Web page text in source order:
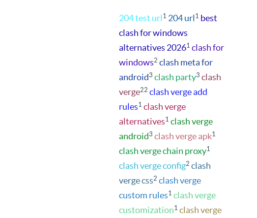
204 test url 1 204 url 1 best
clash for windows
alternatives 20261 clash for
windows2 clash meta for
android3 clash party3 clash
verge22 clash verge add
rules1 clash verge
alternatives1 clash verge
android3 clash verge apk1
clash verge chain proxy1
clash verge config2 clash
verge css2 clash verge
custom rules1 clash verge
customization1 clash verge